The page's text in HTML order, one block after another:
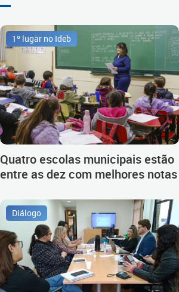
1º lugar no Ideb
Quatro escolas municipais estão
entre as dez com melhores notas
Diálogo